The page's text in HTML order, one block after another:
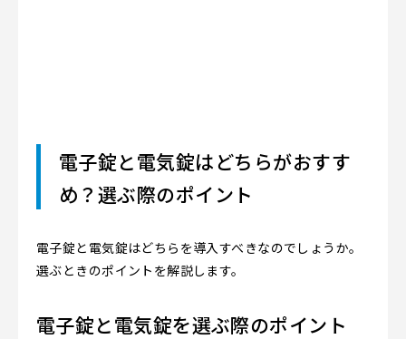
電子錠と電気錠はどちらがおすす
め？選ぶ際のポイント
電子錠と電気錠はどちらを導入すべきなのでしょうか。
選ぶときのポイントを解説します。
電子錠と電気錠を選ぶ際のポイント